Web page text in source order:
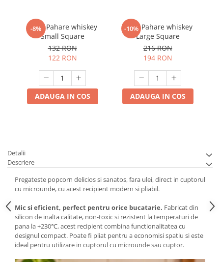
-8%
Set 4 Pahare whiskey
Small Square
132 RON
122 RON
ADAUGA IN COS
-10%
Set 6 Pahare whiskey
Large Square
216 RON
194 RON
ADAUGA IN COS
Detalii
Descriere
Pregateste popcorn delicios si sanatos, fara ulei, direct in cuptorul
cu microunde, cu acest recipient modern si pliabil.
Mic si eficient, perfect pentru orice bucatarie. Fabricat din
silicon de inalta calitate, non-toxic si rezistent la temperaturi de
pana la +230℃, acest recipient combina functionalitatea cu
designul compact. Poate fi pliat pentru a economisi spatiu si este
ideal pentru utilizare in cuptorul cu microunde sau cuptor.